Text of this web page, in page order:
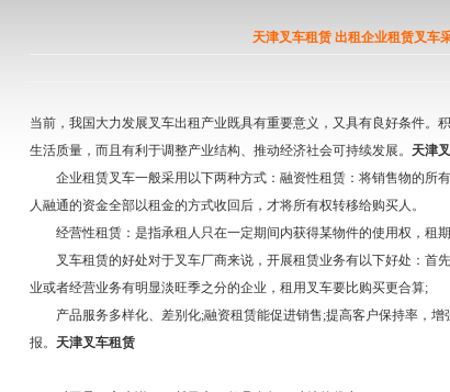
天津叉车租赁 出租企业租赁叉车
当前，我国大力发展叉车出租产业既具有重要意义，又具有良好条件。
生活质量，而且有利于调整产业结构、推动经济社会可持续发展。
天津
企业租赁叉车一般采用以下两种方式：融资性租赁：将销售物的所
人融通的资金全部以租金的方式收回后，才将所有权转移给购买人。
经营性租赁：是指承租人只在一定期间内获得某物件的使用权，租期
叉车租赁的好处对于叉车厂商来说，开展租赁业务有以下好处：首
业或者经营业务有明显淡旺季之分的企业，租用叉车要比购买更合算;
产品服务多样化、差别化;融资租赁能促进销售;提高客户保持率，增
报。
天津叉车租赁